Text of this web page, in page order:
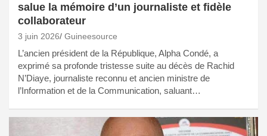
salue la mémoire d’un journaliste et fidèle
collaborateur
3 juin 2026 Guineesource
L’ancien président de la République, Alpha Condé, a
exprimé sa profonde tristesse suite au décès de Rachid
N’Diaye, journaliste reconnu et ancien ministre de
l’Information et de la Communication, saluant…